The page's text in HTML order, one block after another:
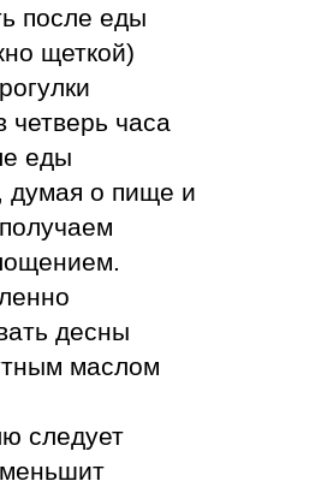
после еды
щеткой)
четверь часа
еды
думая о пище и
десны
маслом
следует